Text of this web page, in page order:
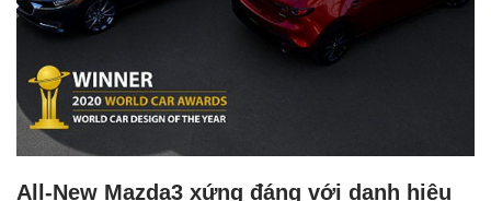
All-New Mazda3 xứng đáng với danh hiệu